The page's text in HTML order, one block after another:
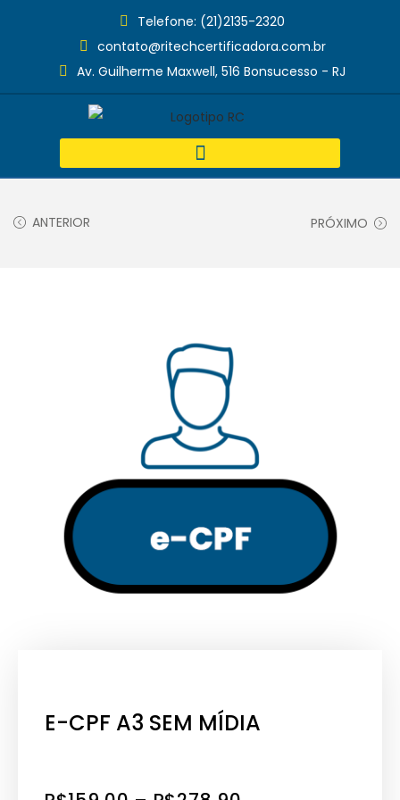
Telefone: (21)2135-2320
contato@ritechcertificadora.com.br
Av. Guilherme Maxwell, 516 Bonsucesso - RJ
ANTERIOR PRÓXIMO
E-CPF A3 SEM MÍDIA